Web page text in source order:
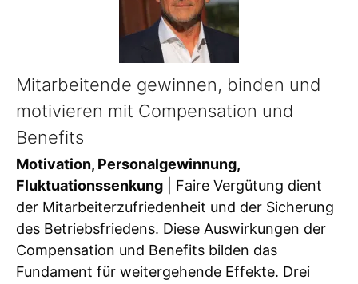
Mitarbeitende gewinnen, binden und
motivieren mit Compensation und
Benefits
Motivation, Personalgewinnung,
Fluktuationssenkung | Faire Vergütung dient
der Mitarbeiterzufriedenheit und der Sicherung
des Betriebsfriedens. Diese Auswirkungen der
Compensation und Benefits bilden das
Fundament für weitergehende Effekte. Drei